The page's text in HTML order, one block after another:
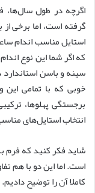
اگرچه در طول سال‌ها،
گرفته است، اما برخی
استایل مناسب اندام
که اگر شما این نوع
سینه و باسن
خوبی که با تمامی
برجستگی پهلوها،
انتخاب استایل‌های
شاید فکر کنید که فرم
است. اما این دو با هم
کاملا آن را توضیح دادیم.